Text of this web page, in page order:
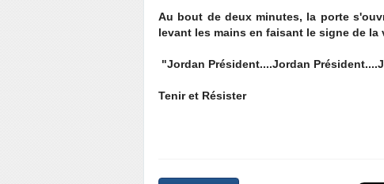
Au bout de deux minutes, la porte
levant les mains en faisant le signe de
"Jordan Président....Jordan
Tenir et Résister